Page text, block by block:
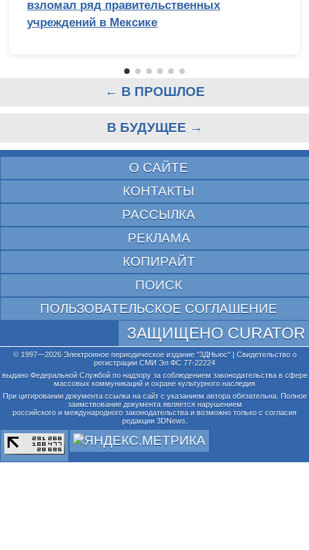
взломал ряд правительственных
учреждений в Мексике
← В ПРОШЛОЕ
В БУДУЩЕЕ →
О САЙТЕ
КОНТАКТЫ
РАССЫЛКА
РЕКЛАМА
КОПИРАЙТ
ПОИСК
ПОЛЬЗОВАТЕЛЬСКОЕ СОГЛАШЕНИЕ
ЗАЩИЩЕНО CURATOR
© 1997—2026 Электронное периодическое издание "3ДНьюс" | Свидетельство о
регистрации СМИ Эл ФС 77-22224
выдано Федеральной Службой по надзору за соблюдением законодательства в сфере
массовых коммуникаций и охране культурного наследия
При цитировании документа ссылка на сайт с указанием автора обязательна. Полное
заимствование документа является нарушением
российского и международного законодательства и возможно только с согласия
редакции 3DNews.